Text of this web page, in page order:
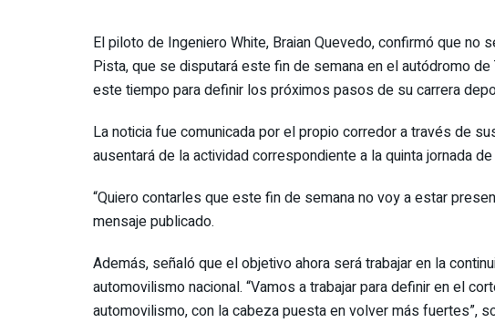
El piloto de Ingeniero White, Braian Quevedo, confirmó que no
Pista, que se disputará este fin de semana en el autódromo
este tiempo para definir los próximos pasos de su carrera
La noticia fue comunicada por el propio corredor a través de
ausentará de la actividad correspondiente a la quinta jornada
“Quiero contarles que este fin de semana no voy a estar
mensaje publicado.
Además, señaló que el objetivo ahora será trabajar en la
automovilismo nacional. “Vamos a trabajar para definir en el
automovilismo, con la cabeza puesta en volver más fuertes”,